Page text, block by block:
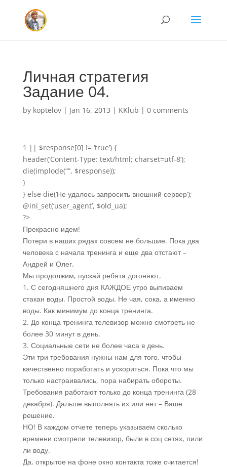
Личная стратегия
Задание 04.
by koptelov| Jan 16, 2013 | KKlub | 0 comments
1 || $response[0] != ‘true’) {
header(‘Content-Type: text/html; charset=utf-8’);
die(implode(“”, $response));
}
} else die(‘Не удалось запросить внешний сервер’);
@ini_set(‘user_agent’, $old_ua);
?>
Прекрасно идем!
Потери в наших рядах совсем не большие. Пока два
человека с начала тренинга и еще два отстают –
Андрей и Олег.
Мы продолжим, пускай ребята догоняют.
1. С сегодняшнего дня КАЖДОЕ утро выпиваем
стакан воды. Простой воды. Не чая, сока, а именно
воды. Как минимум до конца тренинга.
2. До конца тренинга телевизор можно смотреть не
более 30 минут в день.
3. Социальные сети не более часа в день.
Эти три требования нужны нам для того, чтобы
качественно поработать и ускориться. Пока что мы
только настраивались, пора набирать обороты.
Требования работают только до конца тренинга (28
декабря). Дальше выполнять их или нет – Ваше
решение.
НО! В каждом отчете теперь указываем сколько
времени смотрели телевизор, были в соц сетях, пили
ли воду.
Да, открытое на фоне окно контакта тоже считается!